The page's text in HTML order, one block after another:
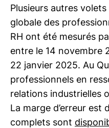
Plusieurs autres
globale des
RH ont été mesurés
entre le 14 novembre
22 janvier 2025. Au
professionnels en
relations industrielles
La marge d’erreur est
complets sont